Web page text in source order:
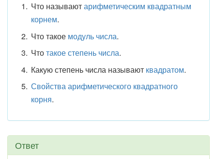
Что называютарифметическим квадратным
корнем.
Что такое модуль числа.
Чтотакое степень числа.
Какую степень числа называют квадратом.
Свойства арифметического квадратного
корня.
Ответ